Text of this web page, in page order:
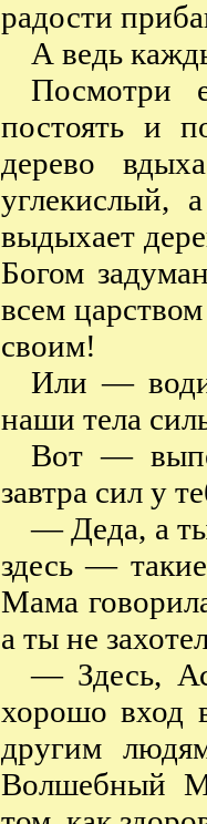
радости
А ведь
Посмотри
постоять и
дерево
углекислый,
выдыхает
Богом
всем
своим!
Или —
наши тела
Вот —
завтра сил у
— Деда, а
здесь —
Мама
а ты не
— Здесь,
хорошо
другим
Волшебный